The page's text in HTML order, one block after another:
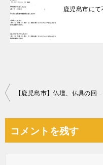
鹿児島市に
投
ビ
【鹿児島市】仏壇、仏具の回収・処分ご依頼 お客様の声
コメントを残す